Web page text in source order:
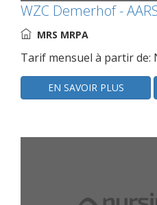
WZC Demerhof -
MRS MRPA
Tarif mensuel à partir de:
EN SAVOIR PLUS